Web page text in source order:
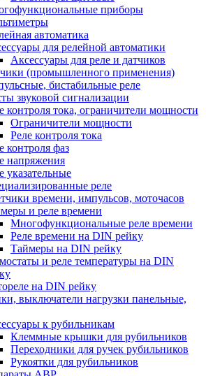
приборы
автоматика
для релейной автоматики
Аксессуары для реле и датчиков
(промышленного применения)
бистабильные реле
звуковой сигнализации
контроля тока, ограничители мощности
Ограничители мощности
Реле контроля тока
контроля фаз
напряжения
указательные
реле
времени, импульсов, моточасов
и реле времени
Многофункциональные реле времени
Реле времени на DIN рейку
Таймеры на DIN рейку
и реле температуры на DIN
на DIN рейку
выключатели нагрузки панельные,
к рубильникам
Клеммные крышки для рубильников
Переходники для ручек рубильников
Рукоятки для рубильников